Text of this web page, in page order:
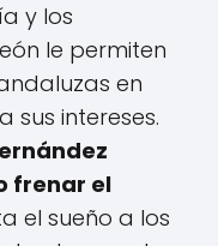
y los
le permiten
en
a sus intereses.
frenar el
el sueño a los